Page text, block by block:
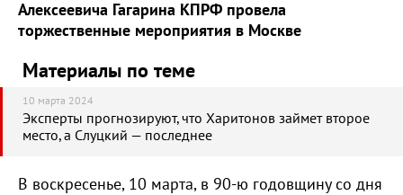
Алексеевича Гагарина КПРФ провела
торжественные мероприятия в Москве
Материалы по теме
10 марта 2024
Эксперты прогнозируют, что Харитонов займет второе
место, а Слуцкий — последнее
В воскресенье, 10 марта, в 90-ю годовщину со дня